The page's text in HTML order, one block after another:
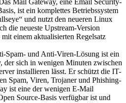
ist ein komplettes Betriebssystem
und nutzt den neueren Linux
die neueste Upstream-Version
einem aktualisierten Regelsatz
Spam- und Anti-Viren-Lösung ist ein
sich in wenigen Minuten zwischen
installieren lässt. Er schützt die IT-
Spam, Viren, Trojaner und Phishing-
ist eine der wenigen E-Mail
Source-Basis verfügbar ist und